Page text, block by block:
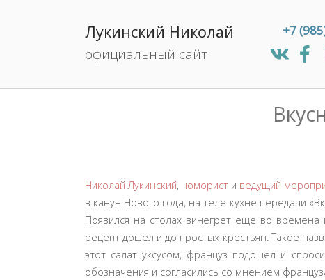
Лукинский Николай
официальный сайт
+7
Николай Лукинский, юмористи ведущий
в канун Нового года, на теле-кухне передачи
Появился на столах винегрет еще во времена
рецепт дошел и до простых крестьян. Такое
этот салат уксусом, француз подошел и
обозначения и согласились со мнением